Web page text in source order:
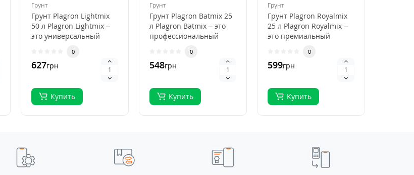
Грунт
Грунт Plagron Lightmix
50 л Plagron Lightmix –
это универсальный
выращивания..
0
627грн
Купить
Грунт
Грунт Plagron Batmix 25
л Plagron Batmix – это
профессиональный
органического
выращива..
0
548грн
Купить
Грунт
Грунт Plagron Royalmix
25 л Plagron Royalmix –
это премиальный
органического в..
0
599грн
Купить